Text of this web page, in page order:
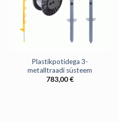
Plastikpotidega 3-
metalltraadi süsteem
783,00€